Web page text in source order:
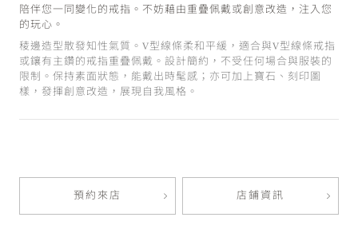
陪伴您一同變化的戒指。不妨藉由重疊佩戴或創意改造，注入您
的玩心。
稜邊造型散發知性氣質。V型線條柔和平緩，適合與V型線條戒指
或鑲有主鑽的戒指重疊佩戴。設計簡約，不受任何場合與服裝的
限制。保持素面狀態，能戴出時髦感；亦可加上寶石、刻印圖
樣，發揮創意改造，展現自我風格。
預約來店 店鋪資訊